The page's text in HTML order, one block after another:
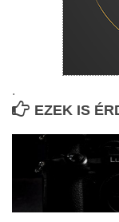
.
EZEK IS